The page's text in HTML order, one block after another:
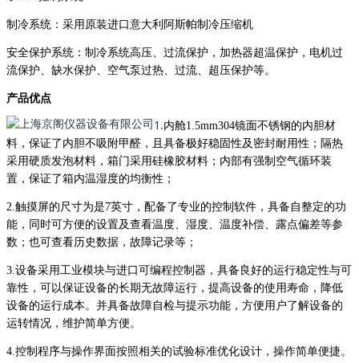
制冷系统：采用原装进口意大利阿斯帕制冷压缩机
安全保护系统：制冷系统高压、过流保护，加热器超温保护，电机过
流保护、缺水保护、空气泵过热、过流、超压保护等。
产品优点
1.内舱1.5mm304镜面不锈钢的内胆材
料，保证了内胆不吸附甲醛，且具备极好稳固性及密封耐用性；隔热
采用硬质发泡材料，箱门采用硅橡胶材料；内部有强制空气循环装
置，保证了箱内温湿度的均衡性；
2.触摸屏的尺寸为是7英寸，配备了专业的控制软件，具备自整定的功
能，同时可方便的设置及查看温度、湿度、温度补偿、露点偏差等参
数；也可查看历史数据，故障记录等；
3. 设备采用工业模块与进口可编程控制器，具备良好的运行稳定性与可
靠性，可以保证设备的长期无故障运行，提高设备的使用寿命，降低
设备的运行成本。并具备故障自检与提示功能，方便用户了解设备的
运转情况，维护简单方便。
4. 控制程序与操作界面按照相关的试验标准优化设计，操作简单便捷。